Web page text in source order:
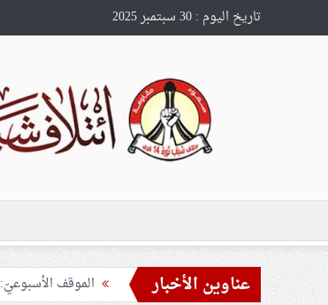
تاريخ اليوم : 30 سبتمبر 2025
عناوين الأخبار
مرثية عهد الشهداء